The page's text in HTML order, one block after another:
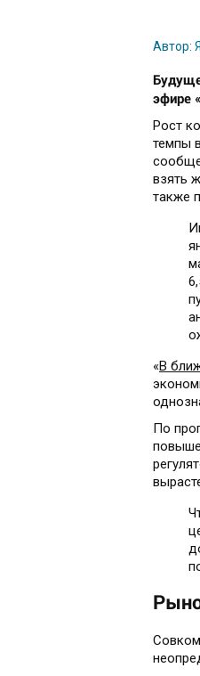
Автор:
эфире
Рост
темпы
взять
также
«В
По